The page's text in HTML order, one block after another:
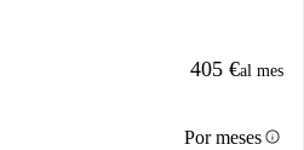
405 €al mes
Por mesesinfo